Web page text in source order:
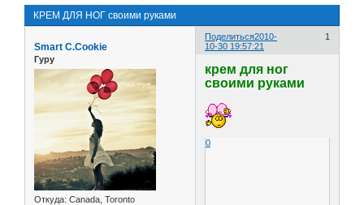
КРЕМ ДЛЯ НОГ своими руками
Поделиться 1
2010-
10-30 19:57:21
Smart C.Cookie
Гуру
Откуда: Canada, Toronto
крем для ног
своими руками
0